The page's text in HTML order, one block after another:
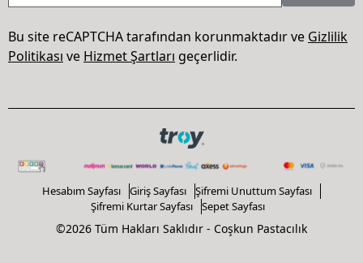
Bu site reCAPTCHA tarafından korunmaktadır ve Gizlilik
Politikası ve Hizmet Şartları geçerlidir.
Hesabım Sayfası Giriş Sayfası
Şifremi Unuttum Sayfası
Şifremi Kurtar Sayfası
Sepet Sayfası
©2026 Tüm Hakları Saklıdır - Coşkun Pastacılık